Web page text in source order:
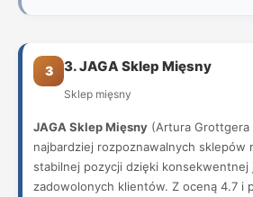
3 3. JAGA Sklep Mięsny
Sklep mięsny
JAGA Sklep Mięsny (Artura
najbardziej rozpoznawalnych sklepów
stabilnej pozycji dzięki konsekwentnej
zadowolonych klientów. Z oceną 4.7 i